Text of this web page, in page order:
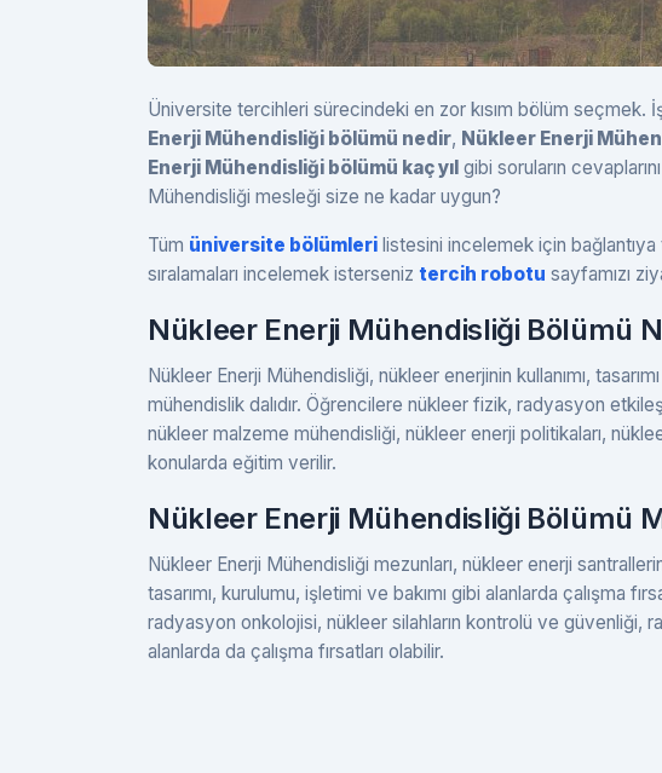
Üniversite tercihleri sürecindeki en zor kısım bölüm seçmek.
Enerji Mühendisliği bölümü nedir, Nükleer Enerji
Enerji Mühendisliği bölümü kaç yıl gibi soruların
Mühendisliği mesleği size ne kadar uygun?
Tüm üniversite bölümleri listesini incelemek için
sıralamaları incelemek isterseniz tercih robotu sayfamızı
Nükleer Enerji Mühendisliği Bölümü
Nükleer Enerji Mühendisliği, nükleer enerjinin kullanımı,
mühendislik dalıdır. Öğrencilere nükleer fizik, radyasyon
nükleer malzeme mühendisliği, nükleer enerji politikaları,
konularda eğitim verilir.
Nükleer Enerji Mühendisliği Bölümü
Nükleer Enerji Mühendisliği mezunları, nükleer enerji
tasarımı, kurulumu, işletimi ve bakımı gibi alanlarda çalışma
radyasyon onkolojisi, nükleer silahların kontrolü ve güvenliği,
alanlarda da çalışma fırsatları olabilir.